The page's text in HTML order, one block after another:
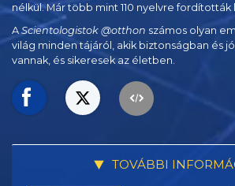
nélkül. Már több mint 110 nyelvre fordították
A Scientologistok @otthon számos olyan
világ minden tájáról, akik biztonságban és
vannak, és sikeresek az életben.
TOVÁBBI